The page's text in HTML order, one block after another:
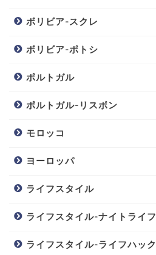
ボリビア-スクレ
ボリビア-ポトシ
ポルトガル
ポルトガル-リスボン
モロッコ
ヨーロッパ
ライフスタイル
ライフスタイル-ナイトライフ
ライフスタイル-ライフハック